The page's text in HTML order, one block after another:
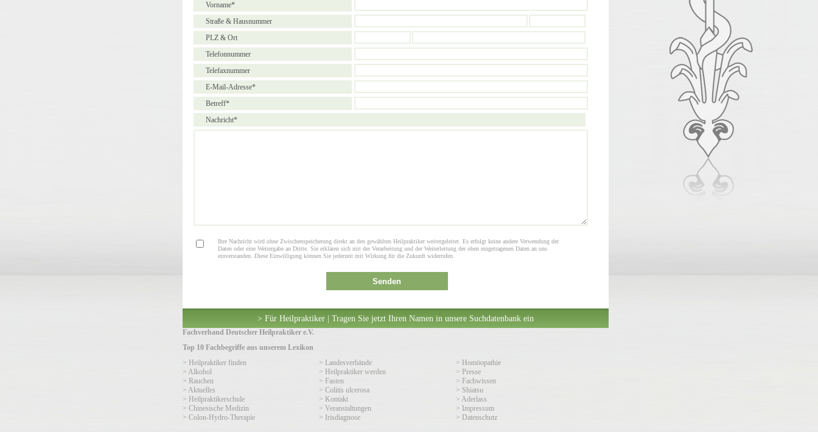
Vorname*
Straße & Hausnummer
PLZ & Ort
Telefonnummer
Telefaxnummer
E-Mail-Adresse*
Betreff*
Nachricht*
Ihre Nachricht wird ohne Zwischenspeicherung direkt an den gewählten Heilpraktiker weitergeleitet. Es erfolgt keine andere Verwendung der
Daten oder eine Weitergabe an Dritte. Sie erklären sich mit der Verarbeitung und der Weiterleitung der oben eingetragenen Daten an uns
einverstanden. Diese Einwilligung können Sie jederzeit mit Wirkung für die Zukunft widerrufen.
Senden
> Für Heilpraktiker | Tragen Sie jetzt Ihren Namen in unsere Suchdatenbank ein
Fachverband Deutscher Heilpraktiker e.V.
Top 10 Fachbegriffe aus unserem Lexikon
> Heilpraktiker finden
> Landesverbände
> Homöopathie
> Alkohol
> Heilpraktiker werden
> Presse
> Rauchen
> Fasten
> Fachwissen
> Aktuelles
> Colitis ulcerosa
> Shiatsu
> Heilpraktikerschule
> Kontakt
> Aderlass
> Chinesische Medizin
> Veranstaltungen
> Impressum
> Colon-Hydro-Therapie
> Irisdiagnose > Datenschutz